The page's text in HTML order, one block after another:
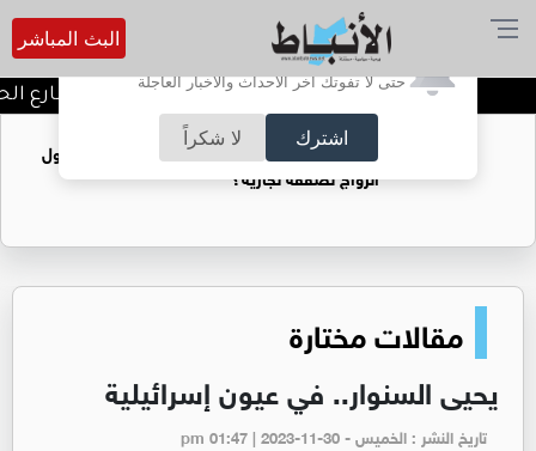
أترغب في تفعيل الإشعارات؟
حتى لا تفوتك آخر الأحداث والأخبار العاجلة
اشترك لا شكراً
البث المباشر
توقيف شبكات دعارة في شارع
فتيات يستغللنه لتحقيق مكاسب مادية.. هل تحول
الزواج لصفقة تجارية؟
مقالات مختارة
يحيى السنوار.. في عيون إسرائيلية
تاريخ النشر : الخميس - pm 01:47 | 2023-11-30